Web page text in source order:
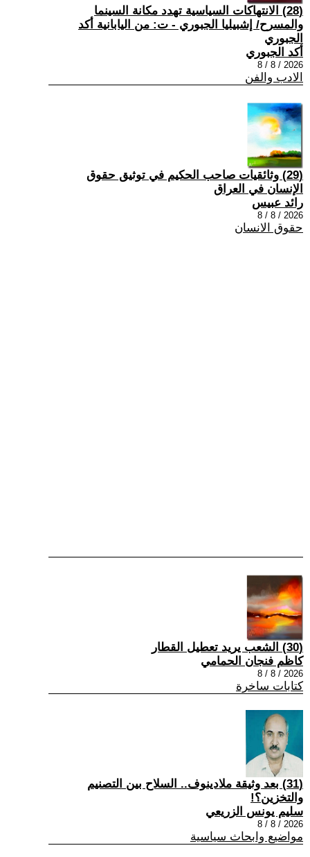
(28) الانتهاكات السياسية تهدد مكانة السينما
والمسرح/ إشبيليا الجبوري - ت: من اليابانية أكد
الجبوري
أكد الجبوري
2026 / 8 / 8
الادب والفن
(29) وثائقيات صاحب الحكيم في توثيق حقوق
الإنسان في العراق
رائد عبيس
2026 / 8 / 8
حقوق الانسان
(30) الشعب يريد تعطيل القطار
كاظم فنجان الحمامي
2026 / 8 / 8
كتابات ساخرة
(31) بعد وثيقة ملادينوف.. السلاح بين التصنيم
والتخزين؟!
سليم يونس الزريعي
2026 / 8 / 8
مواضيع وابحاث سياسية